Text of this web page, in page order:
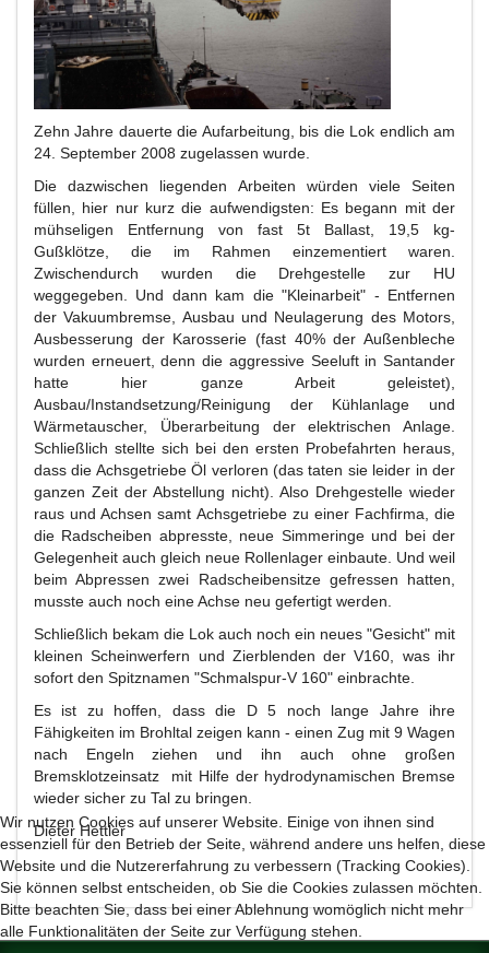
Zehn Jahre dauerte die Aufarbeitung, bis die Lok endlich am
24. September 2008 zugelassen wurde.
Die dazwischen liegenden Arbeiten würden viele Seiten
füllen, hier nur kurz die aufwendigsten: Es begann mit der
mühseligen Entfernung von fast 5t Ballast, 19,5 kg-
Gußklötze, die im Rahmen einzementiert waren.
Zwischendurch wurden die Drehgestelle zur HU
weggegeben. Und dann kam die "Kleinarbeit" - Entfernen
der Vakuumbremse, Ausbau und Neulagerung des Motors,
Ausbesserung der Karosserie (fast 40% der Außenbleche
wurden erneuert, denn die aggressive Seeluft in Santander
hatte hier ganze Arbeit geleistet),
Ausbau/Instandsetzung/Reinigung der Kühlanlage und
Wärmetauscher, Überarbeitung der elektrischen Anlage.
Schließlich stellte sich bei den ersten Probefahrten heraus,
dass die Achsgetriebe Öl verloren (das taten sie leider in der
ganzen Zeit der Abstellung nicht). Also Drehgestelle wieder
raus und Achsen samt Achsgetriebe zu einer Fachfirma, die
die Radscheiben abpresste, neue Simmeringe und bei der
Gelegenheit auch gleich neue Rollenlager einbaute. Und weil
beim Abpressen zwei Radscheibensitze gefressen hatten,
musste auch noch eine Achse neu gefertigt werden.
Schließlich bekam die Lok auch noch ein neues "Gesicht" mit
kleinen Scheinwerfern und Zierblenden der V160, was ihr
sofort den Spitznamen "Schmalspur-V 160" einbrachte.
Es ist zu hoffen, dass die D 5 noch lange Jahre ihre
Fähigkeiten im Brohltal zeigen kann - einen Zug mit 9 Wagen
nach Engeln ziehen und ihn auch ohne großen
Bremsklotzeinsatz mit Hilfe der hydrodynamischen Bremse
wieder sicher zu Tal zu bringen.
Dieter Hettler
Wir nutzen Cookies auf unserer Website. Einige von ihnen sind
essenziell für den Betrieb der Seite, während andere uns helfen, diese
Website und die Nutzererfahrung zu verbessern (Tracking Cookies).
Sie können selbst entscheiden, ob Sie die Cookies zulassen möchten.
Bitte beachten Sie, dass bei einer Ablehnung womöglich nicht mehr
alle Funktionalitäten der Seite zur Verfügung stehen.